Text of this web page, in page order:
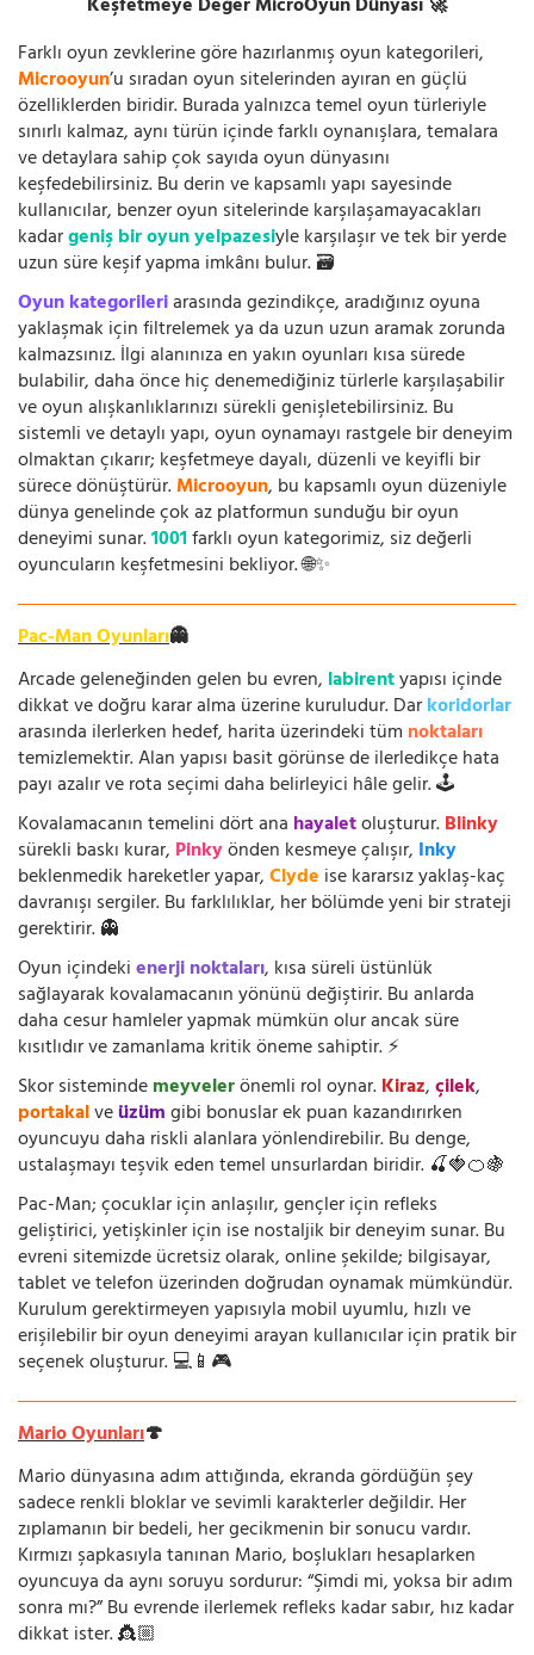
Farklı oyun zevklerine göre hazırlanmış oyun kategorileri,
Microoyun’u sıradan oyun sitelerinden ayıran en güçlü
özelliklerden biridir. Burada yalnızca temel oyun türleriyle
sınırlı kalmaz, aynı türün içinde farklı oynanışlara, temalara
ve detaylara sahip çok sayıda oyun dünyasını
keşfedebilirsiniz. Bu derin ve kapsamlı yapı sayesinde
kullanıcılar, benzer oyun sitelerinde karşılaşamayacakları
kadargeniş bir oyun yelpazesiyle karşılaşır ve tek bir yerde
uzun süre keşif yapma imkânı bulur. 🗃️
Oyun kategorileriarasında gezindikçe, aradığınız oyuna
yaklaşmak için filtrelemek ya da uzun uzun aramak zorunda
kalmazsınız. İlgi alanınıza en yakın oyunları kısa sürede
bulabilir, daha önce hiç denemediğiniz türlerle karşılaşabilir
ve oyun alışkanlıklarınızı sürekli genişletebilirsiniz. Bu
sistemli ve detaylı yapı, oyun oynamayı rastgele bir deneyim
olmaktan çıkarır; keşfetmeye dayalı, düzenli ve keyifli bir
sürece dönüştürür.Microoyun, bu kapsamlı oyun düzeniyle
dünya genelinde çok az platformun sunduğu bir oyun
deneyimi sunar.1001farklı oyun kategorimiz, siz değerli
oyuncuların keşfetmesini bekliyor. 🌐✨
Pac-Man Oyunları👻
Arcade geleneğinden gelen bu evren, labirentyapısı içinde
dikkat ve doğru karar alma üzerine kuruludur. Darkoridorlar
arasında ilerlerken hedef, harita üzerindeki tüm noktaları
temizlemektir. Alan yapısı basit görünse de ilerledikçe hata
payı azalır ve rota seçimi daha belirleyici hâle gelir. 🕹️
Kovalamacanın temelini dört ana hayaletoluşturur.Blinky
sürekli baskı kurar, Pinkyönden kesmeye çalışır, Inky
beklenmedik hareketler yapar,Clyde ise kararsız yaklaş-kaç
davranışı sergiler. Bu farklılıklar, her bölümde yeni bir strateji
gerektirir. 👻
Oyun içindekienerji noktaları, kısa süreli üstünlük
sağlayarak kovalamacanın yönünü değiştirir. Bu anlarda
daha cesur hamleler yapmak mümkün olur ancak süre
kısıtlıdır ve zamanlama kritik öneme sahiptir. ⚡
Skor sistemindemeyvelerönemli rol oynar.Kiraz,çilek,
portakalveüzümgibi bonuslar ek puan kazandırırken
oyuncuyu daha riskli alanlara yönlendirebilir. Bu denge,
ustalaşmayı teşvik eden temel unsurlardan biridir. 🍒🍓🍊🍇
Pac-Man; çocuklar için anlaşılır, gençler için refleks
geliştirici, yetişkinler için ise nostaljik bir deneyim sunar. Bu
evreni sitemizde ücretsiz olarak, online şekilde; bilgisayar,
tablet ve telefon üzerinden doğrudan oynamak mümkündür.
Kurulum gerektirmeyen yapısıyla mobil uyumlu, hızlı ve
erişilebilir bir oyun deneyimi arayan kullanıcılar için pratik bir
seçenek oluşturur. 💻📱🎮
Mario Oyunları🍄
Mario dünyasına adım attığında, ekranda gördüğün şey
sadece renkli bloklar ve sevimli karakterler değildir. Her
zıplamanın bir bedeli, her gecikmenin bir sonucu vardır.
Kırmızı şapkasıyla tanınan Mario, boşlukları hesaplarken
oyuncuya da aynı soruyu sordurur: “Şimdi mi, yoksa bir adım
sonra mı?” Bu evrende ilerlemek refleks kadar sabır, hız kadar
dikkat ister. 👸🏼